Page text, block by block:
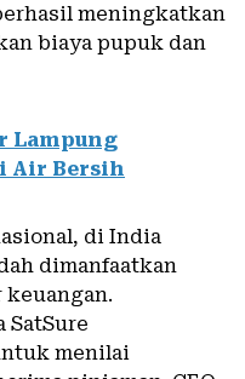
meningkatkan
biaya pupuk dan
Lampung
Air Bersih
di India
dimanfaatkan
keuangan.
SatSure
menilai